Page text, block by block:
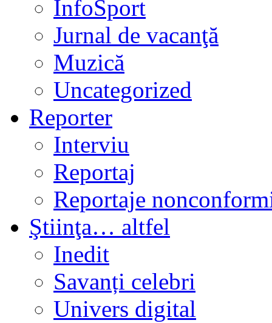
InfoSport
Jurnal de vacanţă
Muzică
Uncategorized
Reporter
Interviu
Reportaj
Reportaje
Ştiinţa… altfel
Inedit
Savanți celebri
Univers digital